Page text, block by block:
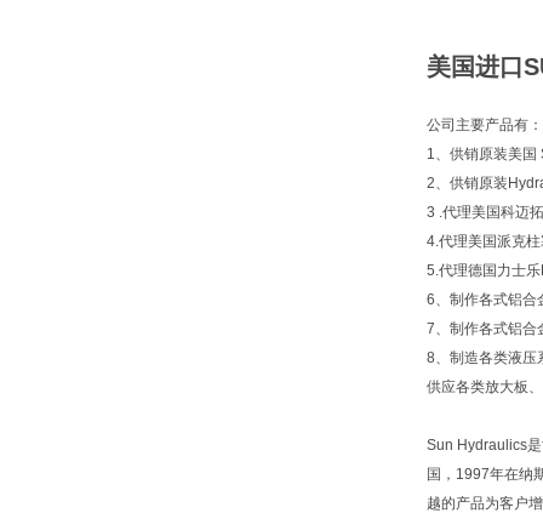
美国进口
公司主要产品有：
1、供销原装美国
2、供销原装
3 .代理美国科迈
4.代理美国派克
5.代理德国力士
6、制作各式铝合
7、制作各式铝合
8、制造各类液压
供应各类放大板
Sun Hydraulics
国，1997年在纳
越的产品为客户